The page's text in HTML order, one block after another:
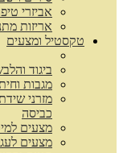
אביזרי
אריזות
טקסטיל ומצעים
ביגוד
מגבות
מזרני
כביסה
מצעים
מצעים